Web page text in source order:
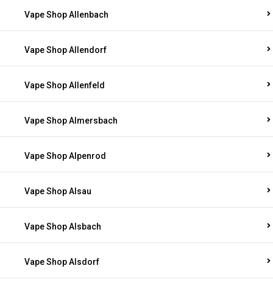
Vape Shop Allenbach
Vape Shop Allendorf
Vape Shop Allenfeld
Vape Shop Almersbach
Vape Shop Alpenrod
Vape Shop Alsau
Vape Shop Alsbach
Vape Shop Alsdorf